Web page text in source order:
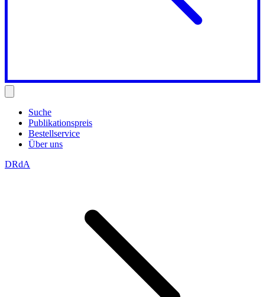
Suche
Publikationspreis
Bestellservice
Über uns
DRdA